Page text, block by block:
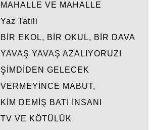
MAHALLE VE MAHALLE
Yaz Tatili
BİR EKOL, BİR OKUL, BİR DAVA
YAVAŞ YAVAŞ AZALIYORUZ!
ŞİMDİDEN GELECEK
VERMEYİNCE MABUT,
KİM DEMİŞ BATI İNSANI
TV VE KÖTÜLÜK